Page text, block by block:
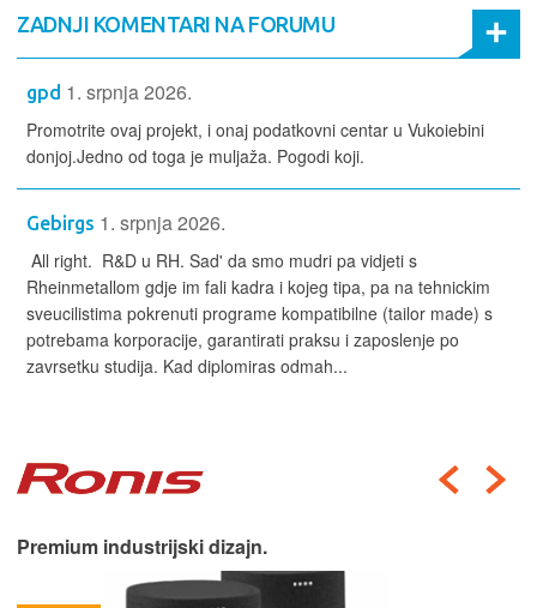
ZADNJI KOMENTARI NA FORUMU
gpd 1. srpnja 2026.
Promotrite ovaj projekt, i onaj podatkovni centar u Vukoiebini
donjoj.Jedno od toga je muljaža. Pogodi koji.
Gebirgs 1. srpnja 2026.
All right. R&D u RH. Sad' da smo mudri pa vidjeti s
Rheinmetallom gdje im fali kadra i kojeg tipa, pa na tehnickim
sveucilistima pokrenuti programe kompatibilne (tailor made) s
potrebama korporacije, garantirati praksu i zaposlenje po
zavrsetku studija. Kad diplomiras odmah...
Premium industrijski dizajn.